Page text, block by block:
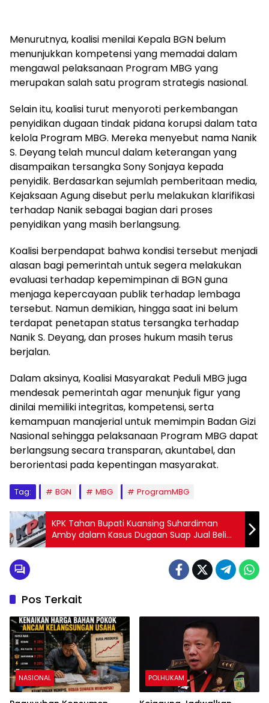
Menurutnya, koalisi menilai Kepala BGN belum
menunjukkan kompetensi yang memadai dalam
mengawal pelaksanaan Program MBG yang
merupakan salah satu program strategis nasional.
Selain itu, koalisi turut menyoroti perkembangan
penyidikan dugaan tindak pidana korupsi dalam tata
kelola Program MBG. Mereka menyebut nama Nanik
S. Deyang telah muncul dalam keterangan yang
disampaikan tersangka Sony Sonjaya kepada
penyidik. Berdasarkan sejumlah pemberitaan media,
Kejaksaan Agung disebut perlu melakukan klarifikasi
terhadap Nanik sebagai bagian dari proses
penyidikan yang masih berlangsung.
Koalisi berpendapat bahwa kondisi tersebut menjadi
alasan bagi pemerintah untuk segera melakukan
evaluasi terhadap kepemimpinan di BGN guna
menjaga kepercayaan publik terhadap lembaga
tersebut. Namun demikian, hingga saat ini belum
terdapat penetapan status tersangka terhadap
Nanik S. Deyang, dan proses hukum masih terus
berjalan.
Dalam aksinya, Koalisi Masyarakat Peduli MBG juga
mendesak pemerintah agar menunjuk figur yang
dinilai memiliki integritas, kompetensi, serta
kemampuan manajerial untuk memimpin Badan Gizi
Nasional sehingga pelaksanaan Program MBG dapat
berlangsung secara transparan, akuntabel, dan
berorientasi pada kepentingan masyarakat.
Tag: BGN MBG ProgramMBG
KPK Tahan Bupati Kuansing Suhardiman
Amby dalam Kasus Dugaan Suap Jual Beli
Jabatan Sekda
Pos Terkait
NASIONAL POLHUKAM